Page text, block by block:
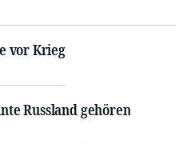
vor Krieg
Russland gehören